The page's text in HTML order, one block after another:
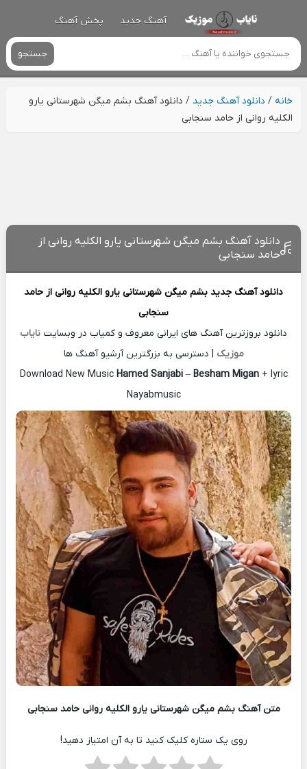
آهنگ جدید پخش آهنگ
جستجو
خانه/ دانلود آهنگ جدید / دانلود آهنگ بشم میگن شهرستانی یارو
الکلیه روانی از حامد سنجابی
دانلود آهنگ بشم میگن شهرستانی یارو الکلیه روانی از
حامد سنجابی
دانلود آهنگ جدید بشم میگن شهرستانی یارو الکلیه روانی از حامد
سنجابی
دانلود بروزترین آهنگ های ایرانی معروف و کمیاب در وبسایت نایاب
موزیک | دسترسی به بزرگترین آرشیو آهنگ ها
Download New Music Hamed Sanjabi– Besham Migan+ lyric
Nayabmusic
متن آهنگ بشم میگن شهرستانی یارو الکلیه روانی حامد سنجابی
روی یک ستاره کلیک کنید تا به آن امتیاز دهید!